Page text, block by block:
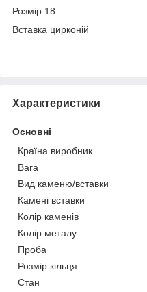
Розмір 18
Вставка цирконій
Характеристики
Основні
Країна виробник
Вага
Вид каменю/вставки
Камені вставки
Колір каменів
Колір металу
Проба
Розмір кільця
Стан